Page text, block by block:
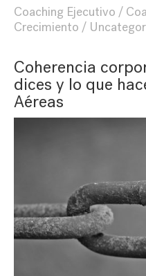
Coaching Ejecutivo
Crecimiento
Coherencia
dices y lo que
Aéreas